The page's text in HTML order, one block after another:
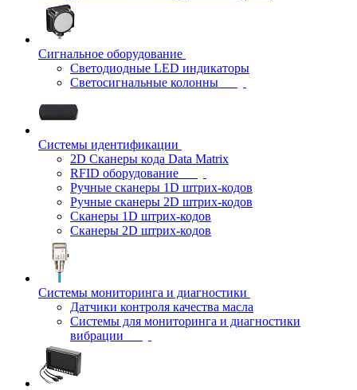
Сигнальное оборудование
Светодиодные LED индикаторы
Светосигнальные колонны
Системы идентификации
2D Сканеры кода Data Matrix
RFID оборудование
Ручные сканеры 1D штрих-кодов
Ручные сканеры 2D штрих-кодов
Сканеры 1D штрих-кодов
Сканеры 2D штрих-кодов
Системы мониторинга и диагностики
Датчики контроля качества масла
Системы для мониторинга и диагностики
вибрации